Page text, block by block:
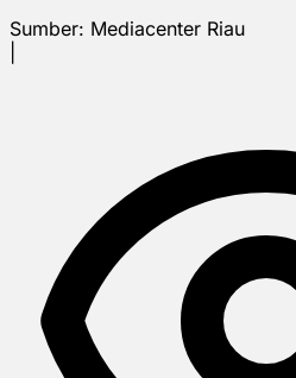
Sumber: Mediacenter Riau